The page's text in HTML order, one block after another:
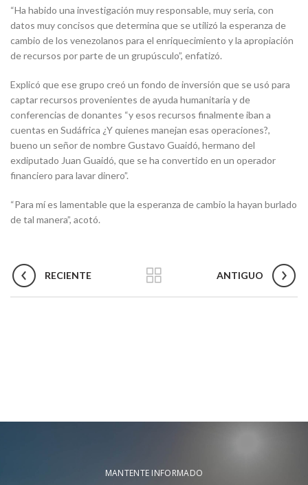
“Ha habido una investigación muy responsable, muy seria, con
datos muy concisos que determina que se utilizó la esperanza de
cambio de los venezolanos para el enriquecimiento y la apropiación
de recursos por parte de un grupúsculo”, enfatizó.
Explicó que ese grupo creó un fondo de inversión que se usó para
captar recursos provenientes de ayuda humanitaria y de
conferencias de donantes “y esos recursos finalmente iban a
cuentas en Sudáfrica ¿Y quienes manejan esas operaciones?,
bueno un señor de nombre Gustavo Guaidó, hermano del
exdiputado Juan Guaidó, que se ha convertido en un operador
financiero para lavar dinero”.
“Para mí es lamentable que la esperanza de cambio la hayan burlado
de tal manera”, acotó.
RECIENTE ANTIGUO
MANTENTE INFORMADO